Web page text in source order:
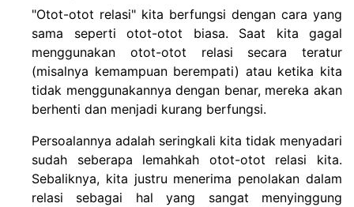
"Otot-otot relasi" kita berfungsi dengan cara yang
sama seperti otot-otot biasa. Saat kita gagal
menggunakan otot-otot relasi secara teratur
(misalnya kemampuan berempati) atau ketika kita
tidak menggunakannya dengan benar, mereka akan
berhenti dan menjadi kurang berfungsi.
Persoalannya adalah seringkali kita tidak menyadari
sudah seberapa lemahkah otot-otot relasi kita.
Sebaliknya, kita justru menerima penolakan dalam
relasi sebagai hal yang sangat menyinggung